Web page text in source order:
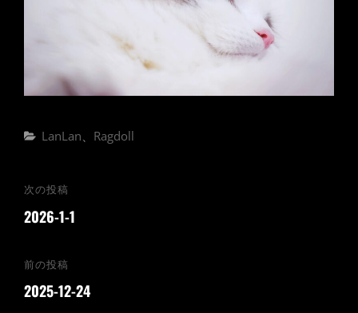
カ
ゴ
リ
LanLan、 Ragdoll
投
稿
ビ
ゲ
前
の
前の投稿
2025-12-24
次
の
稿
次の投稿
2026-1-1